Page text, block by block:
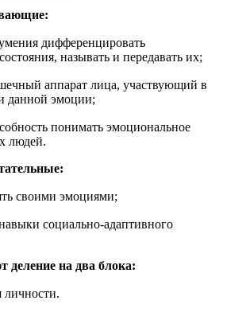
дифференцировать
называть и передавать их;
аппарат лица, участвующий в
данной эмоции;
понимать эмоциональное
людей.
своими эмоциями;
социально-адаптивного
деление на два блока: